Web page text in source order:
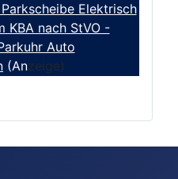
Elektrisch
KBA nach StVO -
Auto
(Anzeige)